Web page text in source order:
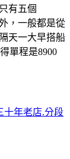
有五個
，一般都是從
天一大早搭船
單程是8900
十年老店.分段